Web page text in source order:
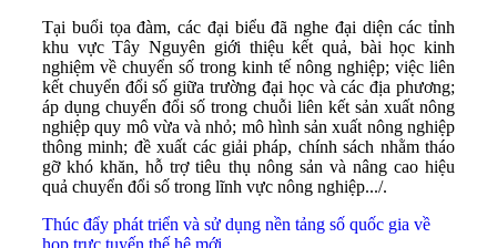
Tại buổi tọa đàm, các đại biểu đã nghe đại diện các tỉnh
khu vực Tây Nguyên giới thiệu kết quả, bài học kinh
nghiệm về chuyển số trong kinh tế nông nghiệp; việc liên
kết chuyển đổi số giữa trường đại học và các địa phương;
áp dụng chuyển đổi số trong chuỗi liên kết sản xuất nông
nghiệp quy mô vừa và nhỏ; mô hình sản xuất nông nghiệp
thông minh; đề xuất các giải pháp, chính sách nhằm tháo
gỡ khó khăn, hỗ trợ tiêu thụ nông sản và nâng cao hiệu
quả chuyển đổi số trong lĩnh vực nông nghiệp.../.
Thúc đẩy phát triển và sử dụng nền tảng số quốc gia về
họp trực tuyến thế hệ mới